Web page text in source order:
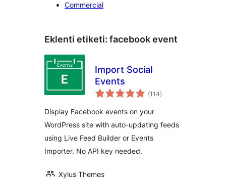
Commercial
Eklenti etiketi: facebook event
Import Social
Events
(114toplam
puan
)
Display Facebook events on your
WordPress site with auto-updating feeds
using Live Feed Builder or Events
Importer. No API key needed.
Xylus Themes